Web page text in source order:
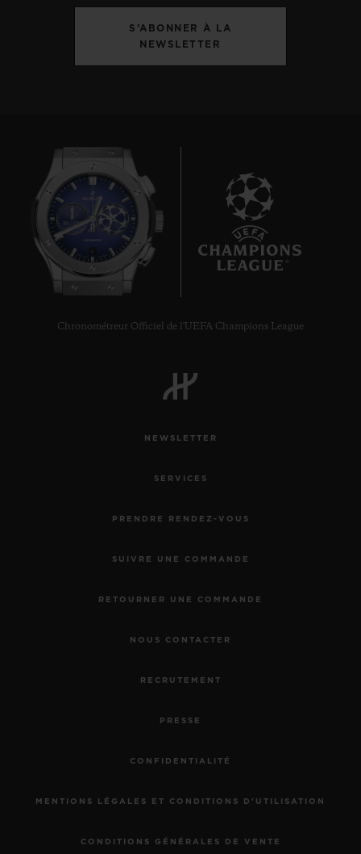
S’ABONNER À LA
NEWSLETTER
Chronométreur Officiel de l'UEFA Champions League
NEWSLETTER
SERVICES
PRENDRE RENDEZ-VOUS
SUIVRE UNE COMMANDE
RETOURNER UNE COMMANDE
NOUS CONTACTER
RECRUTEMENT
PRESSE
CONFIDENTIALITÉ
MENTIONS LÉGALES ET CONDITIONS D'UTILISATION
CONDITIONS GÉNÉRALES DE VENTE